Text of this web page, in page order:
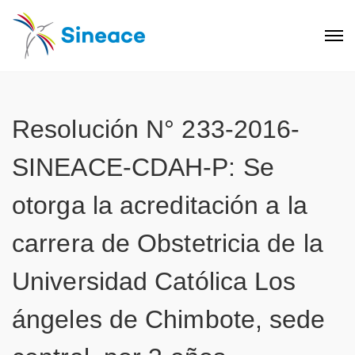
Resolución N° 233-2016-
SINEACE-CDAH-P: Se
otorga la acreditación a la
carrera de Obstetricia de la
Universidad Católica Los
ángeles de Chimbote, sede